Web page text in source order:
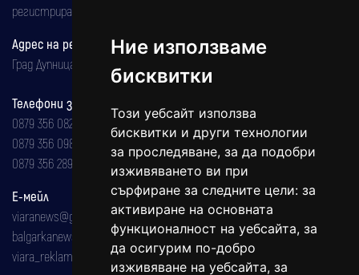
Ние използваме
бисквитки
Този уебсайт използва
бисквитки и други технологии
за проследяване, за да подобри
изживяването ви при
сърфиране за следните цели: за
активиране на основната
функционалност на уебсайта, за
да осигурим по-добро
изживяване на уебсайта, за
регистрирана на 08.05.2002 година.
Адрес на редакцията
Град Дупница, ул.''Христо Ботев" 43
Телефони за реклама и абонаменти
0879 356 082
0879 356 098
0879 356 289
Е-мейл
viaranews@gmail.com
balgarkanews@gmail.com
viara_reklama@mail.bg